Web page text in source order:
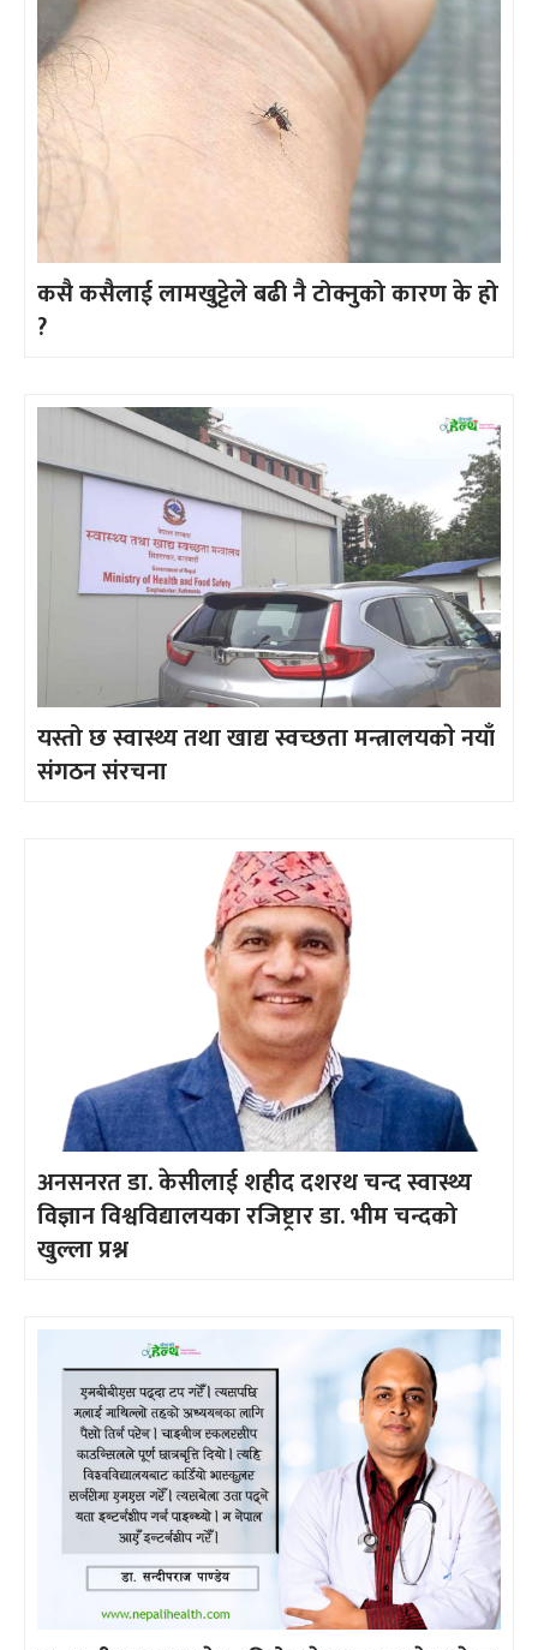
कसै कसैलाई लामखुट्टेले बढी नै टोक्नुको कारण के हो
?
यस्तो छ स्वास्थ्य तथा खाद्य स्वच्छता मन्त्रालयकाे नयाँ
संगठन संरचना
अनसनरत डा. केसीलाई शहीद दशरथ चन्द स्वास्थ्य
विज्ञान विश्वविद्यालयका रजिष्ट्रार डा. भीम चन्दको
खुल्ला प्रश्न